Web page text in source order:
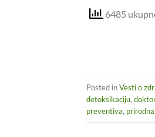
6485
Posted inVesti o
detoksikaciju, doktor
preventiva,